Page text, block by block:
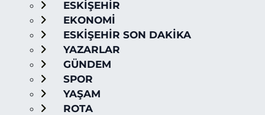
ESKİŞEHİR
EKONOMİ
ESKİŞEHİR SON DAKİKA
YAZARLAR
GÜNDEM
SPOR
YAŞAM
ROTA